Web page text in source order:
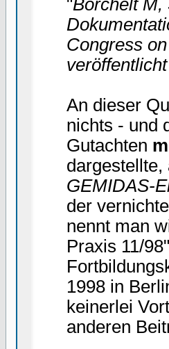
"Borchelt M,
Congress
An dieser
nichts - und
Gutachten
dargestellte,
GEMIDAS-
der
nennt man
Praxis 11/
1998 in
keinerlei
anderen